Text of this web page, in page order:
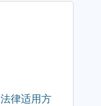
法律适用方